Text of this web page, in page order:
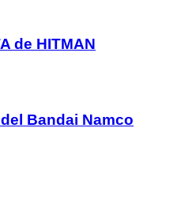
de HITMAN
Bandai Namco